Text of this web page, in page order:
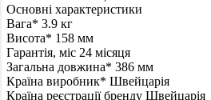
Основні характеристики
Вага* 3.9 кг
Висота* 158 мм
Гарантія, міс 24 місяця
Загальна довжина* 386 мм
Країна виробник* Швейцарія
Країна реєстрації бренду Швейцарія